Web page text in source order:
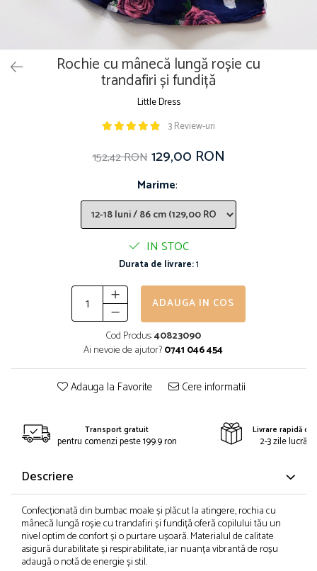
Rochie cu mânecă lungă roșie cu
trandafiri și fundiță
Little Dress
3 Review-uri
152,42 RON 129,00 RON
Marime:
IN STOC
Durata de livrare:1
ADAUGA IN COS
Cod Produs:40823090
Ai nevoie de ajutor?0741 046 454
Adauga la Favorite Cere informatii
Transport gratuit
pentru comenzi peste 199.9 ron
Livrare rapidă
2-3 zile
Descriere
Confecționată din bumbac moale și plăcut la atingere, rochia cu
mânecă lungă roșie cu trandafiri și fundiță oferă copilului tău un
nivel optim de confort și o purtare ușoară. Materialul de calitate
asigură durabilitate și respirabilitate, iar nuanța vibrantă de roșu
adaugă o notă de energie și stil.